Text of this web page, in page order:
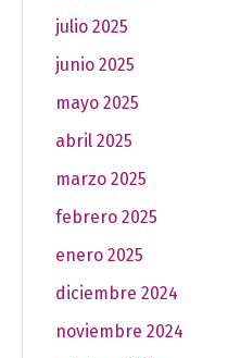
julio 2025
junio 2025
mayo 2025
abril 2025
marzo 2025
febrero 2025
enero 2025
diciembre 2024
noviembre 2024